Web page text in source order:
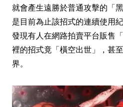
就會產生遠勝於普通攻擊的「
是目前為止該招式的連續使用
發現有人在網路拍賣平台販售
裡的招式竟「橫空出世」，甚
界。